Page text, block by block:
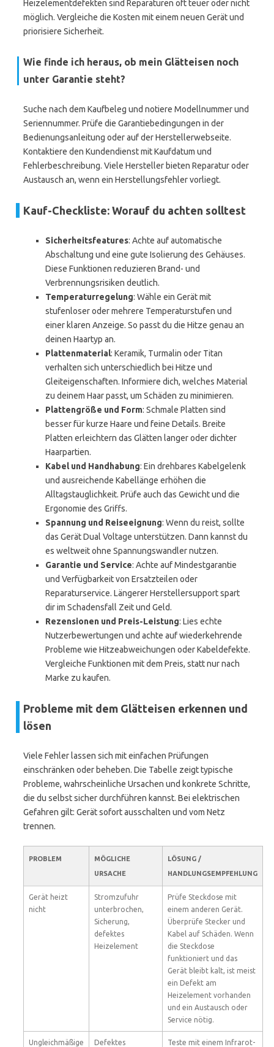
Heizelementdefekten sind Reparaturen oft teuer oder nicht
möglich. Vergleiche die Kosten mit einem neuen Gerät und
priorisiere Sicherheit.
Wie finde ich heraus, ob mein Glätteisen noch
unter Garantie steht?
Suche nach dem Kaufbeleg und notiere Modellnummer und
Seriennummer. Prüfe die Garantiebedingungen in der
Bedienungsanleitung oder auf der Herstellerwebseite.
Kontaktiere den Kundendienst mit Kaufdatum und
Fehlerbeschreibung. Viele Hersteller bieten Reparatur oder
Austausch an, wenn ein Herstellungsfehler vorliegt.
Kauf-Checkliste: Worauf du achten solltest
Sicherheitsfeatures: Achte auf automatische
Abschaltung und eine gute Isolierung des Gehäuses.
Diese Funktionen reduzieren Brand- und
Verbrennungsrisiken deutlich.
Temperaturregelung: Wähle ein Gerät mit
stufenloser oder mehrere Temperaturstufen und
einer klaren Anzeige. So passt du die Hitze genau an
deinen Haartyp an.
Plattenmaterial: Keramik, Turmalin oder Titan
verhalten sich unterschiedlich bei Hitze und
Gleiteigenschaften. Informiere dich, welches Material
zu deinem Haar passt, um Schäden zu minimieren.
Plattengröße und Form: Schmale Platten sind
besser für kurze Haare und feine Details. Breite
Platten erleichtern das Glätten langer oder dichter
Haarpartien.
Kabel und Handhabung: Ein drehbares Kabelgelenk
und ausreichende Kabellänge erhöhen die
Alltagstauglichkeit. Prüfe auch das Gewicht und die
Ergonomie des Griffs.
Spannung und Reiseeignung: Wenn du reist, sollte
das Gerät Dual Voltage unterstützen. Dann kannst du
es weltweit ohne Spannungswandler nutzen.
Garantie und Service: Achte auf Mindestgarantie
und Verfügbarkeit von Ersatzteilen oder
Reparaturservice. Längerer Herstellersupport spart
dir im Schadensfall Zeit und Geld.
Rezensionen und Preis-Leistung: Lies echte
Nutzerbewertungen und achte auf wiederkehrende
Probleme wie Hitzeabweichungen oder Kabeldefekte.
Vergleiche Funktionen mit dem Preis, statt nur nach
Marke zu kaufen.
Probleme mit dem Glätteisen erkennen und
lösen
Viele Fehler lassen sich mit einfachen Prüfungen
einschränken oder beheben. Die Tabelle zeigt typische
Probleme, wahrscheinliche Ursachen und konkrete Schritte,
die du selbst sicher durchführen kannst. Bei elektrischen
Gefahren gilt: Gerät sofort ausschalten und vom Netz
trennen.
PROBLEM
MÖGLICHE
URSACHE
LÖSUNG /
HANDLUNGSEMPFEHLUNG
Gerät heizt
nicht
Stromzufuhr
unterbrochen,
Sicherung,
defektes
Heizelement
Prüfe Steckdose mit
einem anderen Gerät.
Überprüfe Stecker und
Kabel auf Schäden. Wenn
die Steckdose
funktioniert und das
Gerät bleibt kalt, ist meist
ein Defekt am
Heizelement vorhanden
und ein Austausch oder
Service nötig.
Ungleichmäßige
Defektes
Teste mit einem Infrarot-